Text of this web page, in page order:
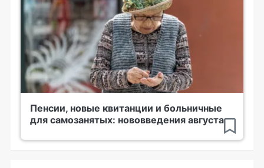
Пенсии, новые квитанции и больничные
для самозанятых: нововведения августа